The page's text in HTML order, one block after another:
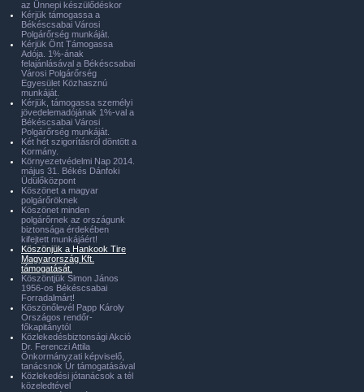
az Ünnepi készülődéskor
Kérjük támogassa a
Békéscsabai Városi
Polgárőrség munkáját.
Kérjük Önt Támogassa
Adója. 1%-ának
felajánlásával a Békéscsabai
Városi Polgárőrség
Egyesület Közhasznú
munkáját.
Kérjük, támogassa személyi
jövedelemadójának 1%-val a
Békéscsabai Városi
Polgárőrség munkáját.
Két hét szigorításról döntött a
Kormány.
Környezetvédelmi Nap 2014.
május 31. Békés Dánfoki
Üdülőközpont
Köszönet a magyar
polgárőröknek
Köszönet minden
polgárőrnek az országunk
biztonsága érdekében
kifejtett munkájáért!
Köszönjük a Hankook Tire
Magyarország Kft.
támogatását.
Köszöntjük Simon János
1956-os Békéscsabai
Forradalmárt!
Köszönőlevél Papp Károly
Országos rendőr-
főkapitánytól
Közlekedésbiztonsági Akció
Dr. Ferenczi Attila
Önkormányzati képviselő,
tanácsnok Úr támogatásával
Közlekedési jótanácsok a tél
közeledtével